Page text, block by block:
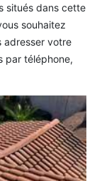
situés dans cette
souhaitez
adresser votre
par téléphone,